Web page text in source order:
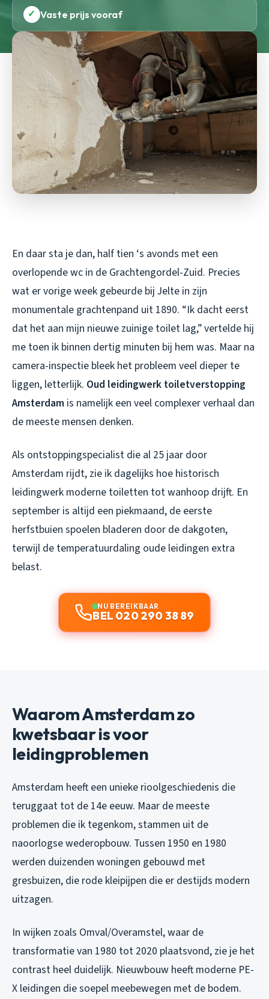
✓ Vaste prijs vooraf
En daar sta je dan, half tien ‘s avonds met een
overlopende wc in de Grachtengordel-Zuid. Precies
wat er vorige week gebeurde bij Jelte in zijn
monumentale grachtenpand uit 1890. “Ik dacht eerst
dat het aan mijn nieuwe zuinige toilet lag,” vertelde hij
me toen ik binnen dertig minuten bij hem was. Maar na
camera-inspectie bleek het probleem veel dieper te
liggen, letterlijk. Oud leidingwerk toiletverstopping
Amsterdam is namelijk een veel complexer verhaal dan
de meeste mensen denken.
Als ontstoppingspecialist die al 25 jaar door
Amsterdam rijdt, zie ik dagelijks hoe historisch
leidingwerk moderne toiletten tot wanhoop drijft. En
september is altijd een piekmaand, de eerste
herfstbuien spoelen bladeren door de dakgoten,
terwijl de temperatuurdaling oude leidingen extra
belast.
NU BEREIKBAAR
BEL 020 290 38 89
Waarom Amsterdam zo
kwetsbaar is voor
leidingproblemen
Amsterdam heeft een unieke rioolgeschiedenis die
teruggaat tot de 14e eeuw. Maar de meeste
problemen die ik tegenkom, stammen uit de
naoorlogse wederopbouw. Tussen 1950 en 1980
werden duizenden woningen gebouwd met
gresbuizen, die rode kleipijpen die er destijds modern
uitzagen.
In wijken zoals Omval/Overamstel, waar de
transformatie van 1980 tot 2020 plaatsvond, zie je het
contrast heel duidelijk. Nieuwbouw heeft moderne PE-
X leidingen die soepel meebewegen met de bodem.